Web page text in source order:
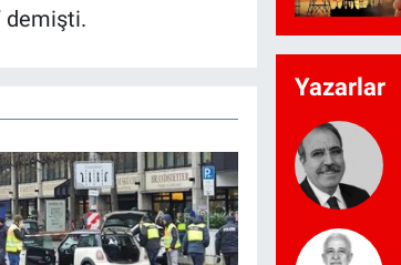
demişti.
Yazarlar